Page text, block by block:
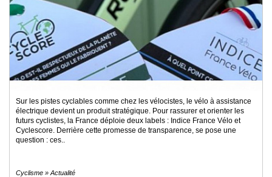
Sur les pistes cyclables comme chez les vélocistes, le vélo à assistance
électrique devient un produit stratégique. Pour rassurer et orienter les
futurs cyclistes, la France déploie deux labels : Indice France Vélo et
Cyclescore. Derrière cette promesse de transparence, se pose une
question : ces..
Cyclisme » Actualité